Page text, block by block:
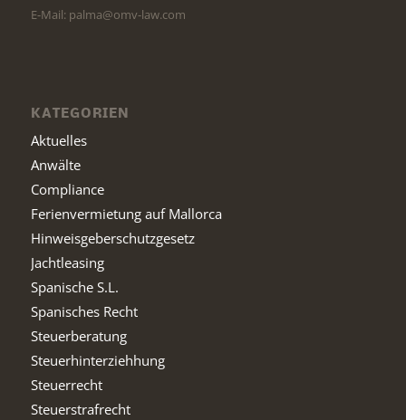
E-Mail: palma@omv-law.com
KATEGORIEN
Aktuelles
Anwälte
Compliance
Ferienvermietung auf Mallorca
Hinweisgeberschutzgesetz
Jachtleasing
Spanische S.L.
Spanisches Recht
Steuerberatung
Steuerhinterziehhung
Steuerrecht
Steuerstrafrecht